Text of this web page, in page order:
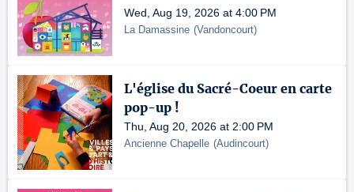
Wed, Aug 19, 2026 at 4:00 PM
La Damassine (Vandoncourt)
L'église du Sacré-Coeur en carte
pop-up !
Thu, Aug 20, 2026 at 2:00 PM
Ancienne Chapelle (Audincourt)